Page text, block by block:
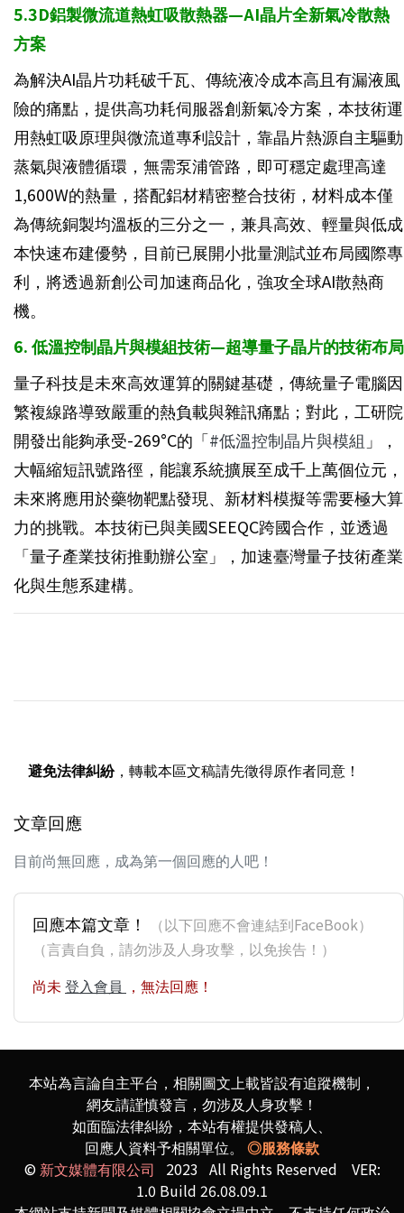
5.3D鋁製微流道熱虹吸散熱器—AI晶片全新氣冷散熱
方案
為解決AI晶片功耗破千瓦、傳統液冷成本高且有漏液風
險的痛點，提供高功耗伺服器創新氣冷方案，本技術運
用熱虹吸原理與微流道專利設計，靠晶片熱源自主驅動
蒸氣與液體循環，無需泵浦管路，即可穩定處理高達
1,600W的熱量，搭配鋁材精密整合技術，材料成本僅
為傳統銅製均溫板的三分之一，兼具高效、輕量與低成
本快速布建優勢，目前已展開小批量測試並布局國際專
利，將透過新創公司加速商品化，強攻全球AI散熱商
機。
6. 低溫控制晶片與模組技術—超導量子晶片的技術布局
量子科技是未來高效運算的關鍵基礎，傳統量子電腦因
繁複線路導致嚴重的熱負載與雜訊痛點；對此，工研院
開發出能夠承受-269°C的「#低溫控制晶片與模組 」，
大幅縮短訊號路徑，能讓系統擴展至成千上萬個位元，
未來將應用於藥物靶點發現、新材料模擬等需要極大算
力的挑戰。本技術已與美國SEEQC跨國合作，並透過
「量子產業技術推動辦公室」，加速臺灣量子技術產業
化與生態系建構。
避免法律糾紛，轉載本區文稿請先徵得原作者同意！
文章回應
目前尚無回應，成為第一個回應的人吧！
回應本篇文章！
（以下回應不會連結到FaceBook）
（言責自負，請勿涉及人身攻擊，以免挨告！）
尚未 登入會員 ，無法回應！
本站為言論自主平台，相關圖文上載皆設有追蹤機制，
網友請謹慎發言，勿涉及人身攻擊！
如面臨法律糾紛，本站有權提供發稿人、
回應人資料予相關單位。 ◎服務條款
© 新文媒體有限公司 2023 All Rights Reserved VER:
1.0 Build 26.08.09.1